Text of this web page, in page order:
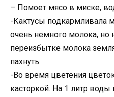
– Помоет мясо в миске,
-Кактусы подкармливала
очень немного молока, но
переизбытке молока
пахнуть.
-Во время цветения
касторкой. На 1 литр воды